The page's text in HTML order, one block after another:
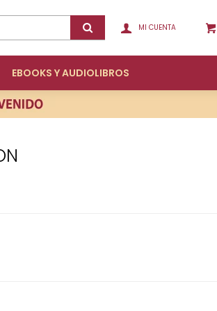
EBOOKS Y AUDIOLIBROS